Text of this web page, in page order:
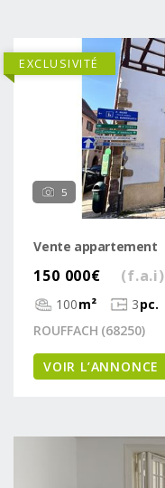
EXCLUSIVITÉ
5
Vente appartement
150 000€ (f.a.i)
100m² 3pc.
ROUFFACH (68250)
VOIR L’ANNONCE